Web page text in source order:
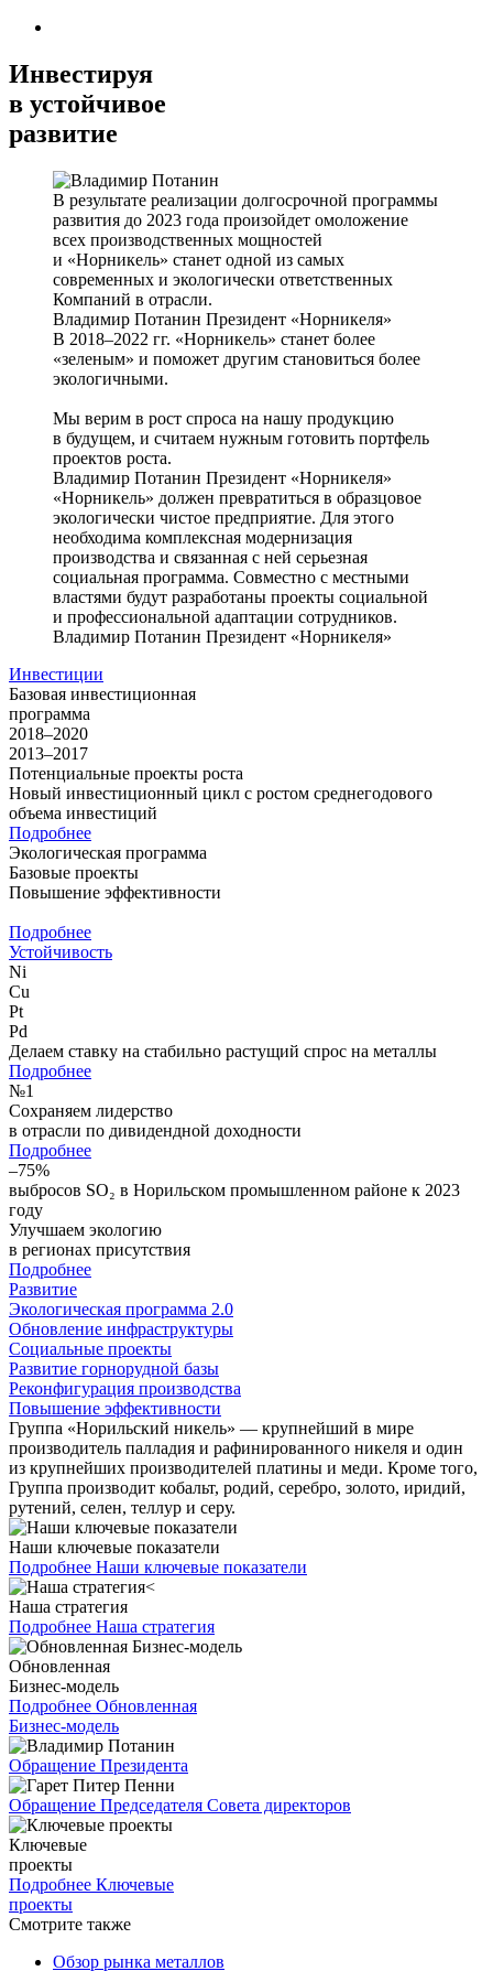
Инвестируя
в устойчивое
развитие
В результате реализации долгосрочной программы
развития до 2023 года произойдет омоложение
всех производственных мощностей
и «Норникель» станет одной из самых
современных и экологически ответственных
Компаний в отрасли.
Владимир Потанин Президент «Норникеля»
В 2018–2022 гг. «Норникель» станет более
«зеленым» и поможет другим становиться более
экологичными.
Мы верим в рост спроса на нашу продукцию
в будущем, и считаем нужным готовить портфель
проектов роста.
Владимир Потанин Президент «Норникеля»
«Норникель» должен превратиться в образцовое
экологически чистое предприятие. Для этого
необходима комплексная модернизация
производства и связанная с ней серьезная
социальная программа. Совместно с местными
властями будут разработаны проекты социальной
и профессиональной адаптации сотрудников.
Владимир Потанин Президент «Норникеля»
Инвестиции
Базовая инвестиционная
программа
2018–2020
2013–2017
Потенциальные проекты роста
Новый инвестиционный цикл с ростом среднегодового
объема инвестиций
Подробнее
Экологическая программа
Базовые проекты
Повышение эффективности
Подробнее
Устойчивость
Ni
Cu
Pt
Pd
Делаем ставку на стабильно растущий спрос на металлы
Подробнее
№1
Сохраняем лидерство
в отрасли по дивидендной доходности
Подробнее
–75%
выбросов SO₂ в Норильском промышленном районе к 2023
году
Улучшаем экологию
в регионах присутствия
Подробнее
Развитие
Экологическая программа 2.0
Обновление инфраструктуры
Социальные проекты
Развитие горнорудной базы
Реконфигурация производства
Повышение эффективности
Группа «Норильский никель» — крупнейший в мире
производитель палладия и рафинированного никеля и один
из крупнейших производителей платины и меди. Кроме того,
Группа производит кобальт, родий, серебро, золото, иридий,
рутений, селен, теллур и серу.
Наши ключевые показатели
Подробнее Наши ключевые показатели
Наша стратегия
Подробнее Наша стратегия
Обновленная
Бизнес-модель
Подробнее Обновленная
Бизнес-модель
Обращение Президента
Обращение Председателя Совета директоров
Ключевые
проекты
Подробнее Ключевые
проекты
Смотрите также
Обзор рынка металлов